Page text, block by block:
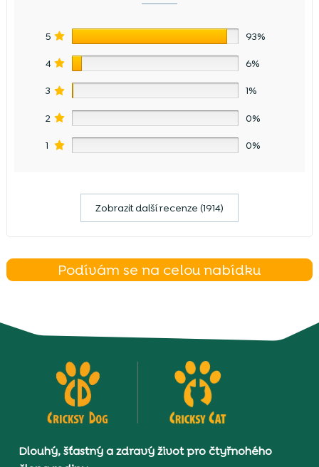
5 93%
4 6%
3 1%
2 0%
1 0%
Zobrazit další recenze (1914)
Podívám se na celou nabídku
Dlouhý, šťastný a zdravý život pro čtyřnohého